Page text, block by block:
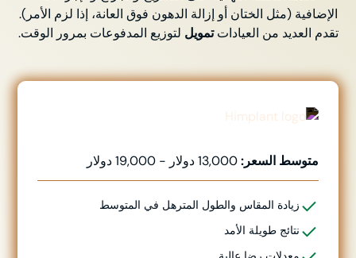
الإضافية (مثل الختان أو إزالة الدهون فوق العانة، إذا لزم الأمر).
تقدم العديد من العياداتتمويل لتوزيع المدفوعات بمرور الوقت.
متوسط السعر:13,000 دولار - 19,000 دولار
زيادة المقاس والطول المترهل في المتوسط
نتائج طويلة الأمد